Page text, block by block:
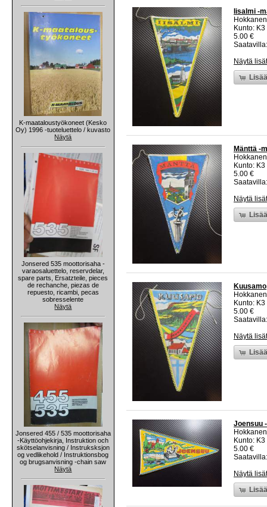
K-maataloustyökoneet (Kesko
Oy) 1996 -tuoteluettelo / kuvasto
Näytä
Jonsered 535 moottorisaha -
varaosaluettelo, reservdelar,
spare parts, Ersatzteile, pieces
de rechanche, piezas de
repuesto, ricambi, pecas
sobresselente
Näytä
Jonsered 455 / 535 moottorisaha
-Käyttöohjekirja, Instruktion och
skötselanvisning / Instruksksjon
og vedlikehold / Instruktionsbog
og brugsanvisning -chain saw
Näytä
Iisalmi -
Kunto:
5.00 €
Näytä
Mänttä -
Kunto:
5.00 €
Näytä
Kunto:
5.00 €
Näytä
Joensuu
Kunto:
5.00 €
Näytä